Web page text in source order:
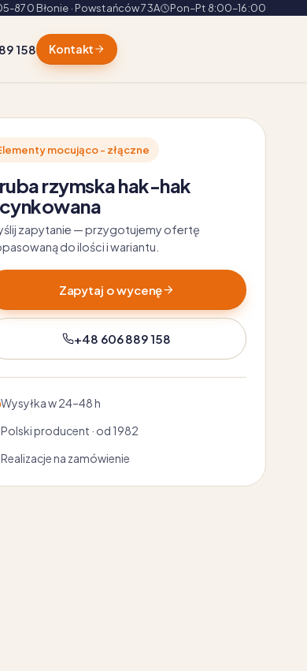
870 Błonie · Powstańców 73A Pon–Pt 8:00–16:00
158 Kontakt
mocująco - złączne
rzymska hak-hak
zapytanie — przygotujemy ofertę
do ilości i wariantu.
Zapytaj o wycenę
+48 606 889 158
Wysyłka w 24–48 h
Polski producent · od 1982
Realizacje na zamówienie